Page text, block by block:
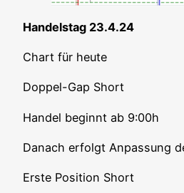
Han­dels­tag 23.4.24
Chart für heute
Dop­pel-Gap Short
Han­del beginnt ab 9:00h
Danach erfolgt Anpas­sung
Ers­te Posi­ti­on Short